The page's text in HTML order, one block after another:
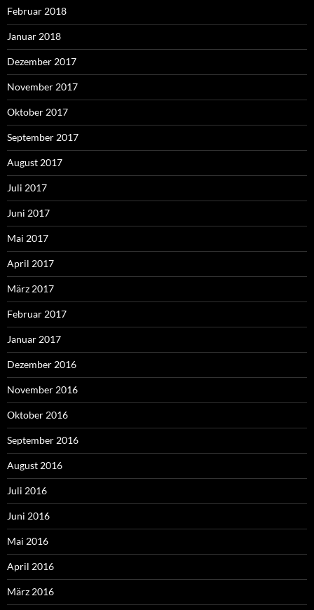
Februar 2018
Januar 2018
Dezember 2017
November 2017
Oktober 2017
September 2017
August 2017
Juli 2017
Juni 2017
Mai 2017
April 2017
März 2017
Februar 2017
Januar 2017
Dezember 2016
November 2016
Oktober 2016
September 2016
August 2016
Juli 2016
Juni 2016
Mai 2016
April 2016
März 2016